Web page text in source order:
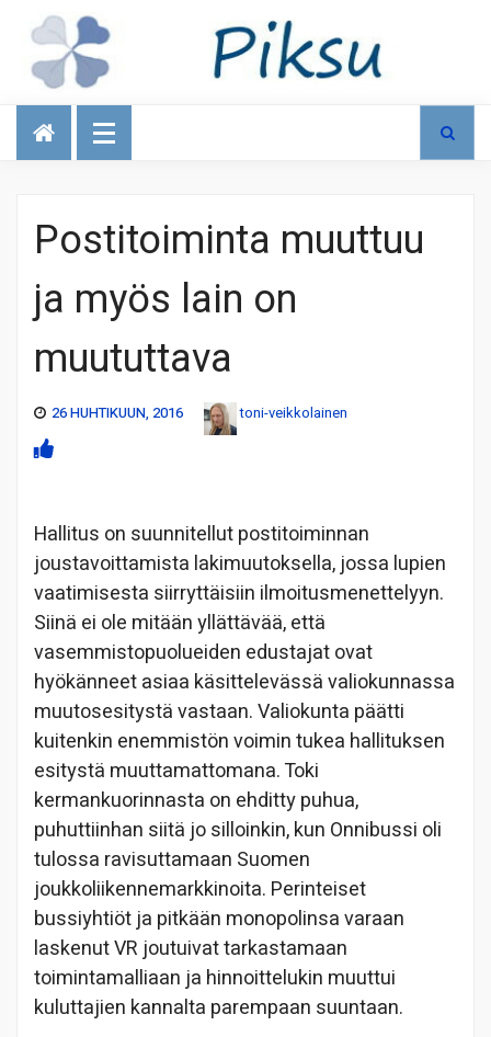
Talous
Postitoiminta muuttuu
ja myös lain on
muututtava
26 HUHTIKUUN, 2016 toni-veikkolainen
Hallitus on suunnitellut postitoiminnan
joustavoittamista lakimuutoksella, jossa lupien
vaatimisesta siirryttäisiin ilmoitusmenettelyyn.
Siinä ei ole mitään yllättävää, että
vasemmistopuolueiden edustajat ovat
hyökänneet asiaa käsittelevässä valiokunnassa
muutosesitystä vastaan. Valiokunta päätti
kuitenkin enemmistön voimin tukea hallituksen
esitystä muuttamattomana. Toki
kermankuorinnasta on ehditty puhua,
puhuttiinhan siitä jo silloinkin, kun Onnibussi oli
tulossa ravisuttamaan Suomen
joukkoliikennemarkkinoita. Perinteiset
bussiyhtiöt ja pitkään monopolinsa varaan
laskenut VR joutuivat tarkastamaan
toimintamalliaan ja hinnoittelukin muuttui
kuluttajien kannalta parempaan suuntaan.